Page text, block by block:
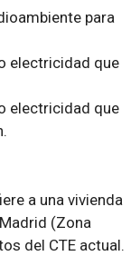
para
electricidad que
electricidad que
a una vivienda
(Zona
del CTE actual.